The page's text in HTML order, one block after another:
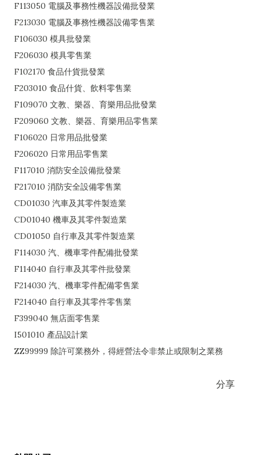
F113050 電腦及事務性機器設備批發業
F213030 電腦及事務性機器設備零售業
F106030 模具批發業
F206030 模具零售業
F102170 食品什貨批發業
F203010 食品什貨、飲料零售業
F109070 文教、樂器、育樂用品批發業
F209060 文教、樂器、育樂用品零售業
F106020 日常用品批發業
F206020 日常用品零售業
F117010 消防安全設備批發業
F217010 消防安全設備零售業
CD01030 汽車及其零件製造業
CD01040 機車及其零件製造業
CD01050 自行車及其零件製造業
F114030 汽、機車零件配備批發業
F114040 自行車及其零件批發業
F214030 汽、機車零件配備零售業
F214040 自行車及其零件零售業
F399040 無店面零售業
I501010 產品設計業
ZZ99999 除許可業務外，得經營法令非禁止或限制之業務
分享